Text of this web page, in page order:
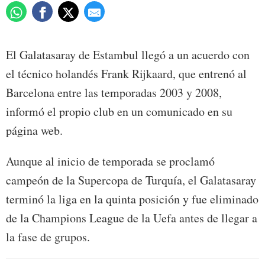
El Galatasaray de Estambul llegó a un acuerdo con
el técnico holandés Frank Rijkaard, que entrenó al
Barcelona entre las temporadas 2003 y 2008,
informó el propio club en un comunicado en su
página web.
Aunque al inicio de temporada se proclamó
campeón de la Supercopa de Turquía, el Galatasaray
terminó la liga en la quinta posición y fue eliminado
de la Champions League de la Uefa antes de llegar a
la fase de grupos.